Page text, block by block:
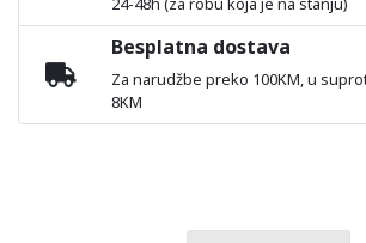
Besplatna dostava
Za narudžbe preko 100KM, u
8KM